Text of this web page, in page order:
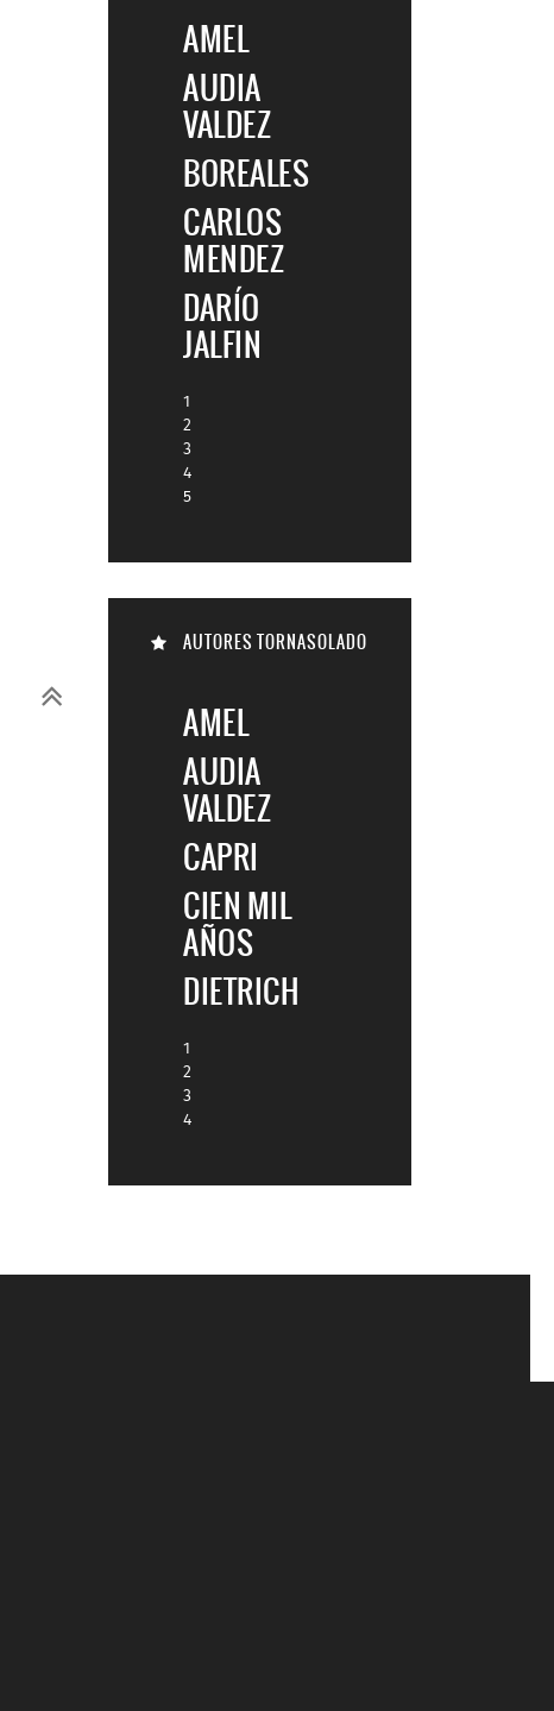

AMEL
AUDIA
VALDEZ
BOREALES
CARLOS
MENDEZ
DARÍO
JALFIN
1
2
3
4
5
AUTORES TORNASOLADO
AMEL
AUDIA
VALDEZ
CAPRI
CIEN MIL
AÑOS
DIETRICH
1
2
3
4